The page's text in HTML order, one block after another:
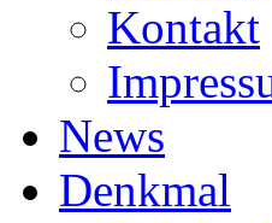
Kontakt
News
Denkmal